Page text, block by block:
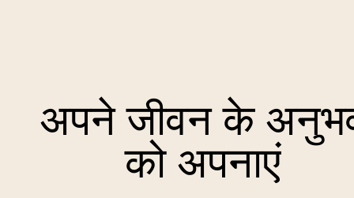
अपने जीवन के
को अपनाएं